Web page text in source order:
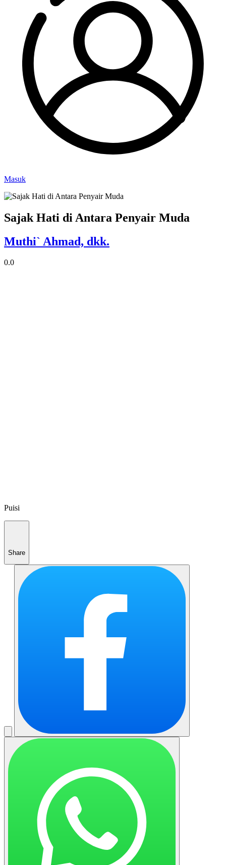
Masuk
Sajak Hati di Antara Penyair Muda
Muthi` Ahmad, dkk.
0.0
Puisi
Share